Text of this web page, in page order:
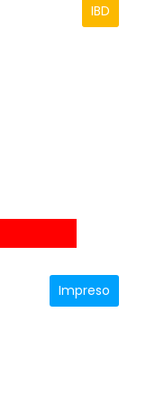
IBD
Impreso